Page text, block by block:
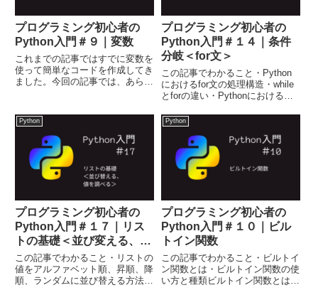
プログラミング初心者の
Python入門＃９｜変数
これまでの記事ではすでに変数を
使って簡単なコードを作成してき
ました。今回の記事では、あらた
とは何か、変数の作り方・変数名
を設定するときの注意点・複合代
入演算子の使い方変数とは？変
数...
プログラミング初心者の
Python入門＃１４｜条件
分岐＜for文＞
この記事でわかること・Python
におけるfor文の処理構造・while
とforの違い・Pythonにおける
「for ~ else」の書き方Pythonで
for文を書くfor文とは？...
Python
プログラミング初心者の
Python入門＃１７｜リス
トの基礎＜並び変える、値
を調べる＞
この記事でわかること・リストの
値をアルファベット順、昇順、降
順、ランダムに並び替える方法・
Python
プログラミング初心者の
Python入門＃１０｜ビル
トイン関数
この記事でわかること・ビルトイ
ン関数とは・ビルトイン関数の使
い方と種類ビルトイン関数とは？